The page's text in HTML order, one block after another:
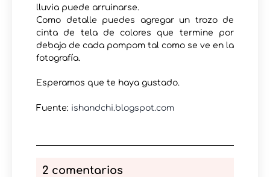
lluvia puede arruinarse.
Como detalle puedes agregar un trozo de
cinta de tela de colores que termine por
debajo de cada pompom tal como se ve en la
fotografía.
Esperamos que te haya gustado.
Fuente: ishandchi.blogspot.com
2 comentarios